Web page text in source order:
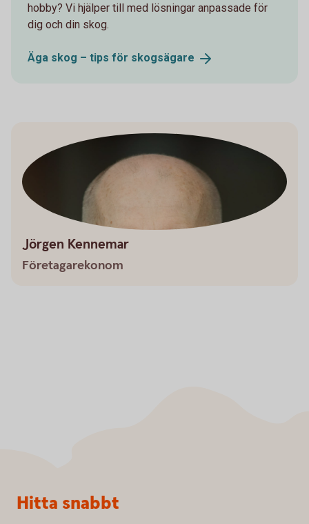
hobby? Vi hjälper till med lösningar anpassade för
dig och din skog.
Äga skog – tips för skogsägare
Jörgen Kennemar
Företagarekonom
Sidfot
Hitta snabbt